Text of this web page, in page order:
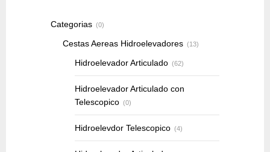
Categorias (0)
Cestas Aereas Hidroelevadores (13)
Hidroelevador Articulado (62)
Hidroelevador Articulado con
Telescopico (0)
Hidroelevdor Telescopico (4)